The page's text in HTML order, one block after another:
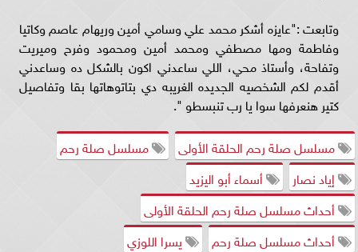
وتابعت :"عايزه أشكر محمد علي وسامي أمين وريهام عاصم وكاتيا
وفاطمة ومها مصطفي ومحمد أمين ومحمود وفرح وميريت
وتفاحة، وأستاذ محي، اللي ساعدني اكون بالشكل ده وساعدني
أقدم لكم الشخصيه الجديده الغريبه دي بتاتوهاتها بقا وتفاصيل
كتير هنعرفها سوا يا رب تنبسطو ".
مسلسل صلة رحم الحلقة الأولى
مسلسل صلة رحم
إياد نصار
أسماء أبو اليزيد
أحداث مسلسل صلة رحم الحلقة الأولى
أحداث مسلسل صلة رحم
يسرا اللوزي